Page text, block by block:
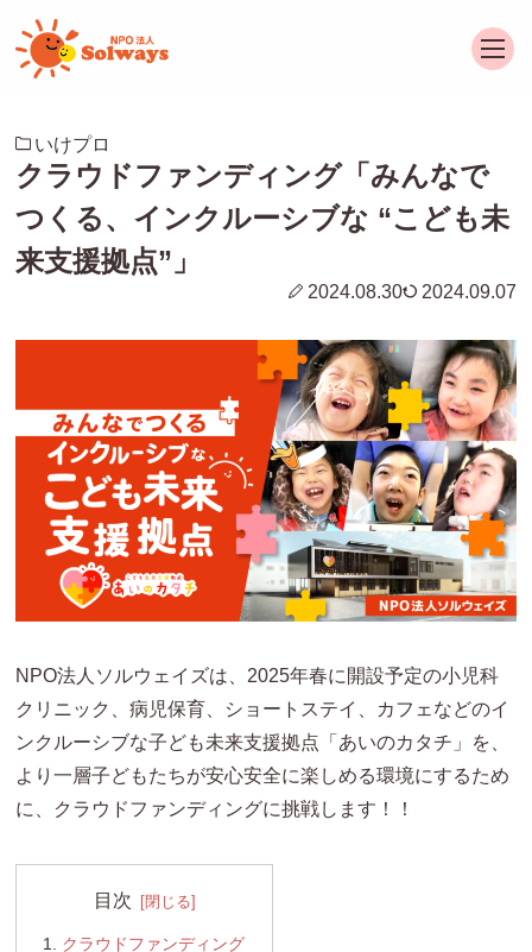
いけプロ
クラウドファンディング「みんなで
つくる、インクルーシブな “こども未
来支援拠点”」
2024.08.30 2024.09.07
NPO法人ソルウェイズは、 2025年春に開設予定の小児科
クリニック、病児保育、ショートステイ、カフェなどのイ
ンクルーシブな子ども未来支援拠点「あいのカタチ」を、
より一層子どもたちが安心安全に楽しめる環境にするため
に、クラウドファンディングに挑戦します！！
目次
クラウドファンディング